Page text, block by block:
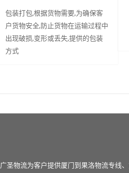
包装打包,根据货物需要,为确保客
户货物安全,防止货物在运输过程中
出现破损,变形或丢失,提供的包装
方式
广圣物流为客户提供厦门到果洛物流专线